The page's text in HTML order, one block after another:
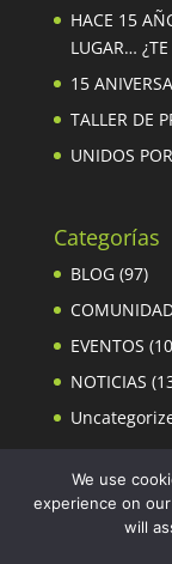
HACE 15
LUGAR…
15
TALLER DE
UNIDOS
Categorías
BLOG(97)
EVENTOS
NOTICIAS
We use
experience on
will